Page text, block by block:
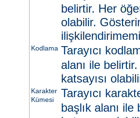
belirtir. Her
olabilir.
Kodlama Tarayıcı
alanı ile
katsayısı
Karakter
Kümesi
Tarayıcı
başlık alanı